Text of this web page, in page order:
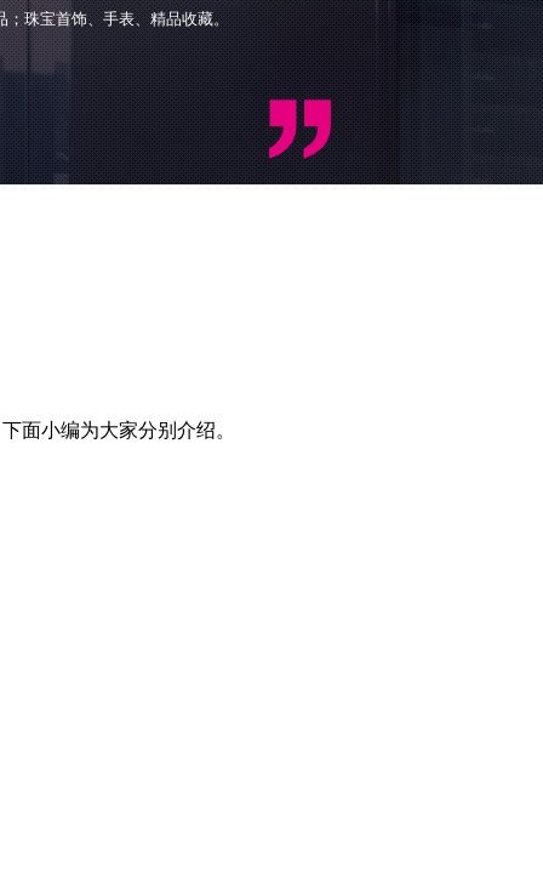
珠宝首饰、手表、精品收藏。
面小编为大家分别介绍。